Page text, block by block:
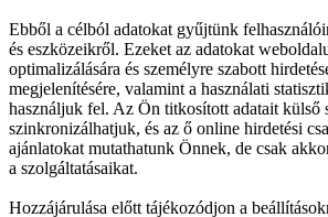
Ebből a célból adatokat gyűjtünk
és eszközeikről. Ezeket az adatokat
optimalizálására és személyre szabott
megjelenítésére, valamint a használati
használjuk fel. Az Ön titkosított adatait külső
szinkronizálhatjuk, és az ő online hirdetési
ajánlatokat mutathatunk Önnek, de csak
a szolgáltatásaikat.
Hozzájárulása előtt tájékozódjon a